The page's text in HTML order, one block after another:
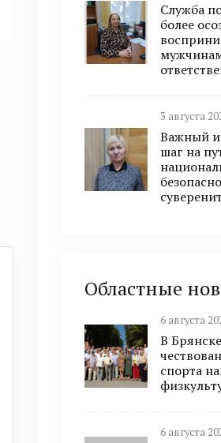
Служба
более
3 августа
Важный и
шаг на
Областные
6 августа
В
спорта
6 августа